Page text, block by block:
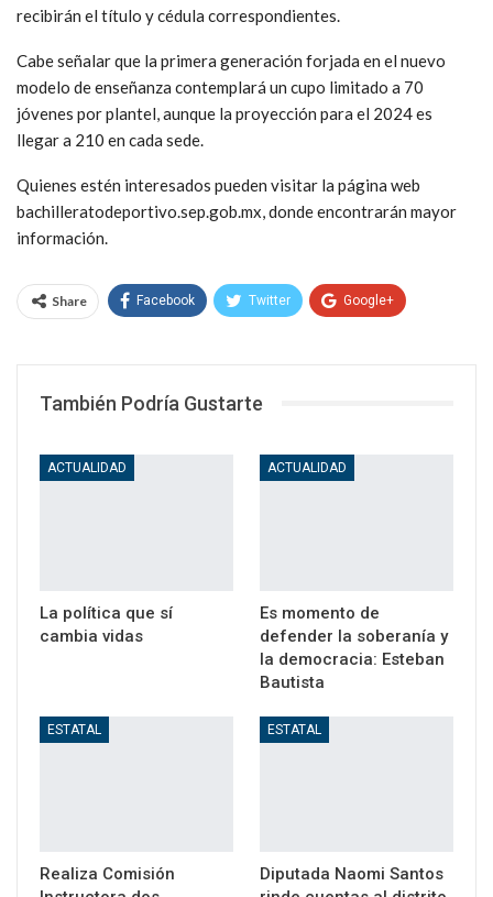
recibirán el título y cédula correspondientes.
Cabe señalar que la primera generación forjada en el nuevo
modelo de enseñanza contemplará un cupo limitado a 70
jóvenes por plantel, aunque la proyección para el 2024 es
llegar a 210 en cada sede.
Quienes estén interesados pueden visitar la página web
bachilleratodeportivo.sep.gob.mx, donde encontrarán mayor
información.
Share Facebook Twitter Google+
También Podría Gustarte
ACTUALIDAD
La política que sí
cambia vidas
ACTUALIDAD
Es momento de
defender la soberanía y
la democracia: Esteban
Bautista
ESTATAL
Realiza Comisión
ESTATAL
Diputada Naomi Santos